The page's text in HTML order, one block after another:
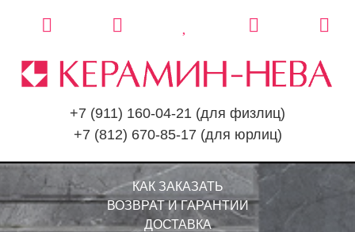
+7 (911) 160-04-21 (для физлиц)
+7 (812) 670-85-17 (для юрлиц)
КАК ЗАКАЗАТЬ
ВОЗВРАТ И ГАРАНТИИ
ДОСТАВКА